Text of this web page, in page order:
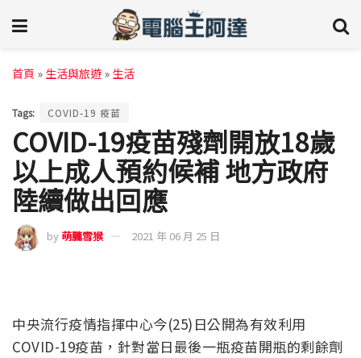
首頁 » 生活與旅遊 » 生活
Tags: COVID-19 疫苗
COVID-19疫苗殘劑開放18歲
以上成人預約候補 地方政府
陸續做出回應
by 萌朧雪猴 2021 年 06 月 25 日
中央流行疫情指揮中心今(25)日公開為有效利用
COVID-19疫苗，針對當日最後一瓶疫苗開瓶的剩餘劑